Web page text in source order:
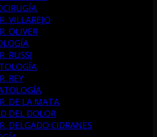
VILLAREJO
OLIVER
RUSSI
REY
DE LA MATA
DEL DOLOR
DELGADO CIDRANES